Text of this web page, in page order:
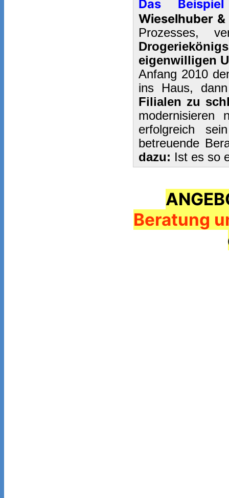
Das
Wieselhuber
Prozesses,
Drogeriekönigs
eigenwilligen
Anfang 2010
ins Haus,
Filialen zu
modernisieren
erfolgreich
betreuende
dazu: Ist es so
Beratung